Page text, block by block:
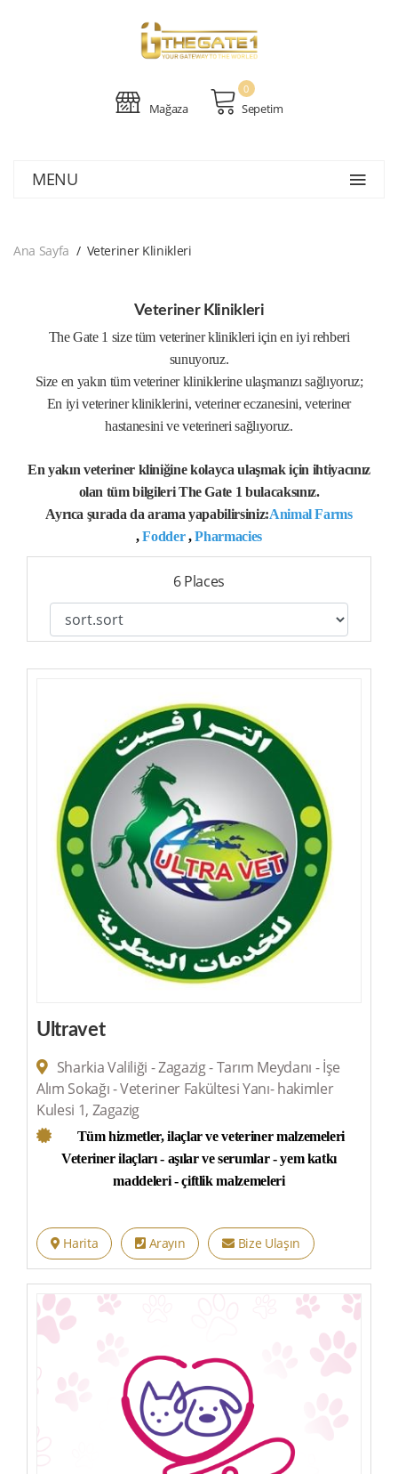
Mağaza Sepetim
0
MENU
Ana Sayfa Veteriner Klinikleri
Veteriner Klinikleri
The Gate 1 size tüm veteriner klinikleri için en iyi rehberi
sunuyoruz.
Size en yakın tüm veteriner kliniklerine ulaşmanızı sağlıyoruz;
En iyi veteriner kliniklerini, veteriner eczanesini, veteriner
hastanesini ve veterineri sağlıyoruz.
En yakın veteriner kliniğine kolayca ulaşmak için ihtiyacınız
olan tüm bilgileri The Gate 1 bulacaksınız.
Ayrıca şurada da arama yapabilirsiniz:Animal Farms
,Fodder ,Pharmacies
6 Places
Ultravet
Sharkia Valiliği - Zagazig - Tarım Meydanı - İşe
Alım Sokağı - Veteriner Fakültesi Yanı- hakimler
Kulesi 1, Zagazig
Tüm hizmetler, ilaçlar ve veteriner malzemeleri
Veteriner ilaçları - aşılar ve serumlar - yem katkı
maddeleri - çiftlik malzemeleri
Harita Arayın Bize Ulaşın